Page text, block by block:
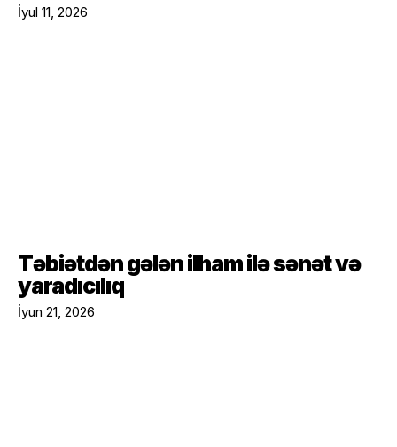
İyul 11, 2026
Təbiətdən gələn ilham ilə sənət və
yaradıcılıq
İyun 21, 2026